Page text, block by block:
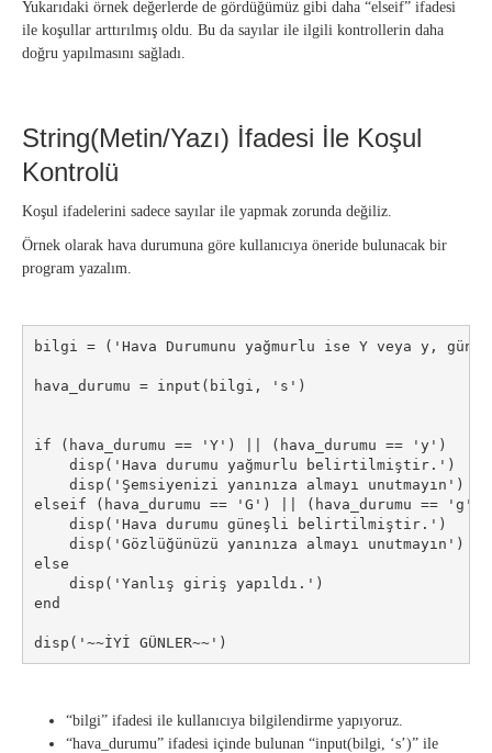
Yukarıdaki örnek değerlerde de gördüğümüz gibi daha “elseif” ifadesi
ile koşullar arttırılmış oldu. Bu da sayılar ile ilgili kontrollerin daha
doğru yapılmasını sağladı.
String(Metin/Yazı) İfadesi İle Koşul
Kontrolü
Koşul ifadelerini sadece sayılar ile yapmak zorunda değiliz.
Örnek olarak hava durumuna göre kullanıcıya öneride bulunacak bir
program yazalım.
bilgi = ('Hava Durumunu yağmurlu ise Y veya y,
hava_durumu = input(bilgi, 's')
if (hava_durumu == 'Y') || (hava_durumu == 'y')
disp('Hava durumu yağmurlu belirtilmiştir.')
disp('Şemsiyenizi yanınıza almayı unutmayın')
elseif (hava_durumu == 'G') || (hava_durumu == 'g')
disp('Hava durumu güneşli belirtilmiştir.')
disp('Gözlüğünüzü yanınıza almayı unutmayın')
else
disp('Yanlış giriş yapıldı.')
end
disp('~~İYİ GÜNLER~~')
“bilgi” ifadesi ile kullanıcıya bilgilendirme yapıyoruz.
“hava_durumu” ifadesi içinde bulunan “input(bilgi, ‘s’)” ile